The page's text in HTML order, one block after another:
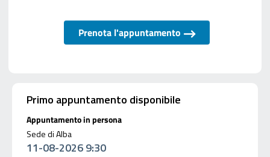
Prenota l'appuntamento
Primo appuntamento disponibile
Appuntamento in persona
Sede di Alba
11-08-2026 9:30